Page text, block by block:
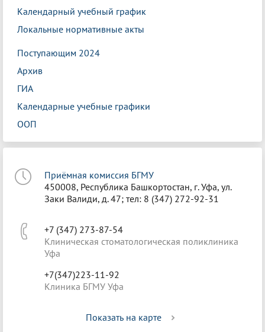
Календарный учебный график
Локальные нормативные акты
Поступающим 2024
Архив
ГИА
Календарные учебные графики
ООП
Приёмная комиссия БГМУ
450008, Республика Башкортостан, г. Уфа, ул.
Заки Валиди, д. 47; тел: 8 (347) 272-92-31
+7 (347) 273-87-54
Клиническая стоматологическая поликлиника
Уфа
+7(347)223-11-92
Клиника БГМУ Уфа
Показать на карте